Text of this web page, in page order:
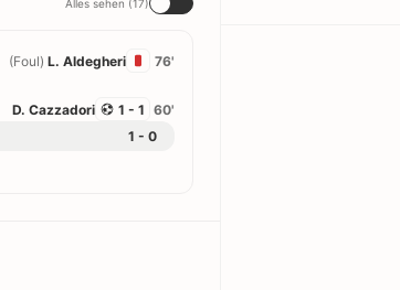
Alles sehen (17)
76'
(Foul) L. Aldegheri
60'
1 - 1
D. Cazzadori
1 - 0